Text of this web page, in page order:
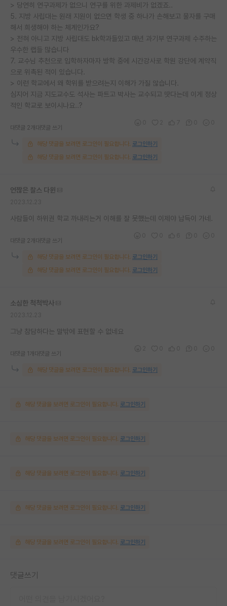
> 당연히 연구과제가 없으니 연구를 위한 과제비가 없겠죠..
5. 지방 사립대는 원래 지원이 없으면 학생 중 하나가 손해보고 물자를 구매
해서 희생해야 하는 체계인가요?
> 전혀 아니고 지방 사립대도 bk학과들있고 매년 과기부 연구과제 수주하는
우수한 랩들 많습니다
7. 교수님 추천으로 입학하자마자 방학 중에 시간강사로 학원 강단에 계약직
으로 위촉된 적이 있습니다.
> 이런 학교에서 왜 학위를 받으려는지 이해가 가질 않습니다.
심지어 지금 지도교수도 석사는 파트고 박사는 교수되고 땃다는데 이게 정상
적인 학교로 보이시나요..?
대댓글 2개 대댓글 쓰기
해당 댓글을 보려면 로그인이 필요합니다. 로그인하기
해당 댓글을 보려면 로그인이 필요합니다. 로그인하기
언짢은 찰스 다윈
사람들이 하위권 학교 까내리는거 이해를 잘 못했는데 이제야 납득이 가네.
대댓글 2개 대댓글 쓰기
해당 댓글을 보려면 로그인이 필요합니다. 로그인하기
해당 댓글을 보려면 로그인이 필요합니다. 로그인하기
소심한 척척박사
그냥 참담하다는 말밖에 표현할 수 없네요
대댓글 1개 대댓글 쓰기
해당 댓글을 보려면 로그인이 필요합니다. 로그인하기
해당 댓글을 보려면 로그인이 필요합니다. 로그인하기
해당 댓글을 보려면 로그인이 필요합니다. 로그인하기
해당 댓글을 보려면 로그인이 필요합니다. 로그인하기
해당 댓글을 보려면 로그인이 필요합니다. 로그인하기
해당 댓글을 보려면 로그인이 필요합니다. 로그인하기
댓글쓰기